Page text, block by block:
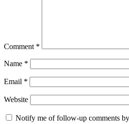
Comment *
Name *
Email *
Website
Notify me of follow-up comments